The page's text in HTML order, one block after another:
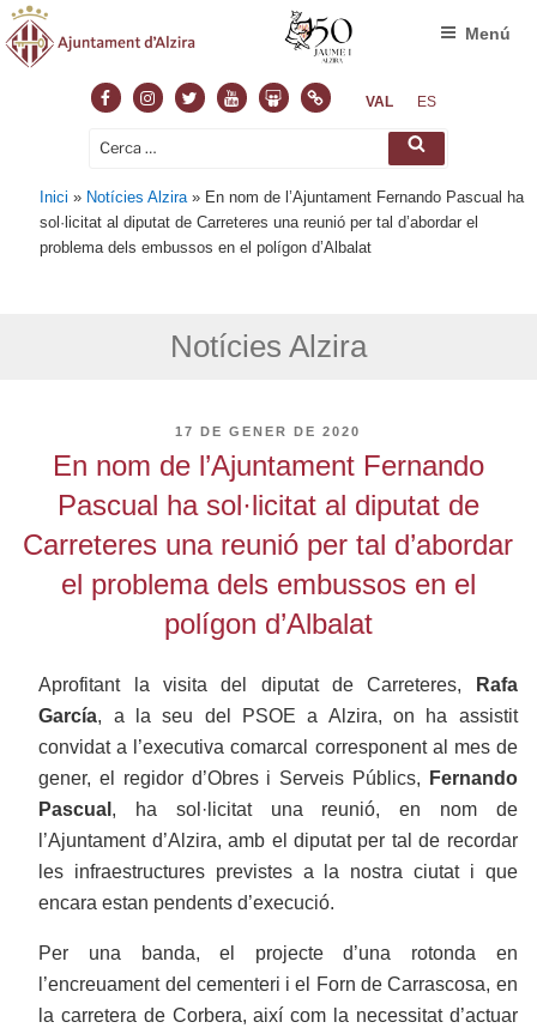
FacebookInstagram
TwitterYoutubeSlideshare
NormasVAL ES
Cerca: Cerca
Menú
Inici » Notícies Alzira » En nom de l’Ajuntament Fernando Pascual ha
sol·licitat al diputat de Carreteres una reunió per tal d’abordar el
problema dels embussos en el polígon d’Albalat
Notícies Alzira
PUBLICAT
17 DE GENER DE 2020
En nom de l’Ajuntament Fernando
Pascual ha sol·licitat al diputat de
Carreteres una reunió per tal d’abordar
el problema dels embussos en el
polígon d’Albalat
Aprofitant la visita del diputat de Carreteres,
Rafa
García, a la seu del PSOE a Alzira, on ha assistit
convidat a l’executiva comarcal corresponent al mes de
gener, el regidor d’Obres i Serveis Públics, Fernando
Pascual , ha sol·licitat una reunió, en nom de
l’Ajuntament d’Alzira, amb el diputat per tal de recordar
les infraestructures previstes a la nostra ciutat i que
encara estan pendents d’execució.
Per una banda, el projecte d’una rotonda en
l’encreuament del cementeri i el Forn de Carrascosa, en
la carretera de Corbera, així com la necessitat d’actuar